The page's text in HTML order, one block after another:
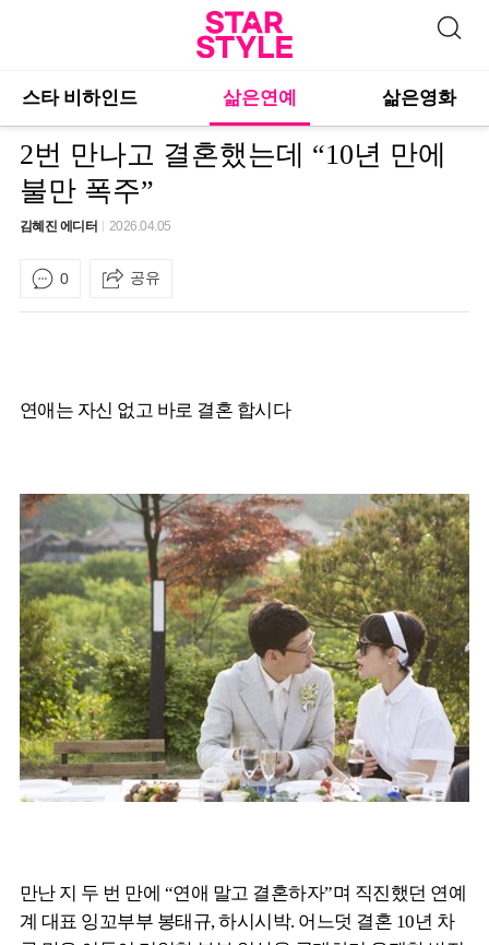
스타 비하인드 삶은연예 삶은영화
2번 만나고 결혼했는데 “10년 만에
불만 폭주”
김혜진 에디터 2026.04.05
0 공유
연애는 자신 없고 바로 결혼 합시다
만난 지 두 번 만에 “연애 말고 결혼하자”며 직진했던 연예
계 대표 잉꼬부부 봉태규, 하시시박. 어느덧 결혼 10년 차